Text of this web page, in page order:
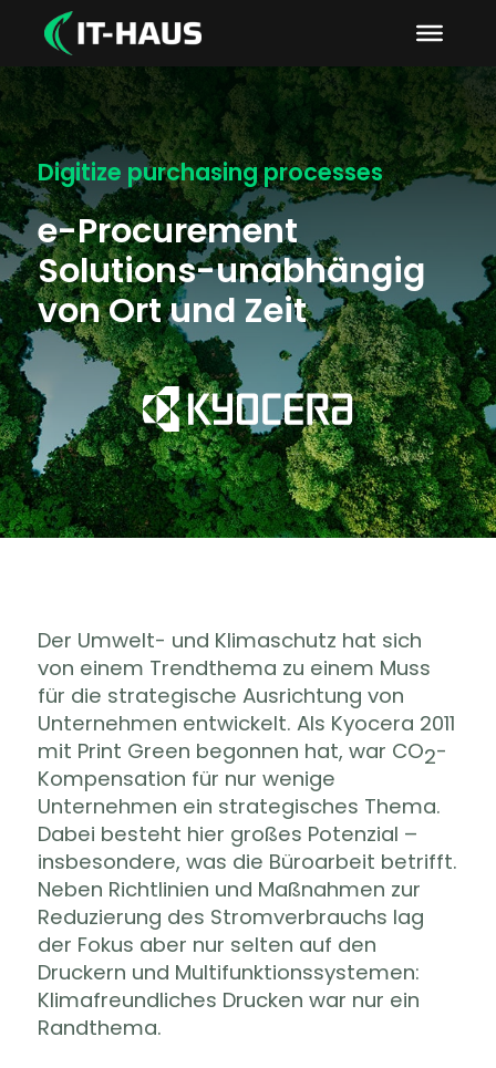
Digitize purchasing processes
e-Procurement
Solutions-unabhängig
von Ort und Zeit
Der Umwelt- und Klimaschutz hat sich
von einem Trendthema zu einem Muss
für die strategische Ausrichtung von
Unternehmen entwickelt. Als Kyocera 2011
mit Print Green begonnen hat, war CO2-
Kompensation für nur wenige
Unternehmen ein strategisches Thema.
Dabei besteht hier großes Potenzial –
insbesondere, was die Büroarbeit betrifft.
Neben Richtlinien und Maßnahmen zur
Reduzierung des Stromverbrauchs lag
der Fokus aber nur selten auf den
Druckern und Multifunktionssystemen:
Klimafreundliches Drucken war nur ein
Randthema.